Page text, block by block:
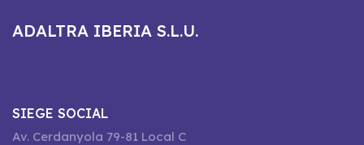
ADALTRA IBERIA S.L.U.
SIEGE SOCIAL
Av. Cerdanyola 79-81 Local C